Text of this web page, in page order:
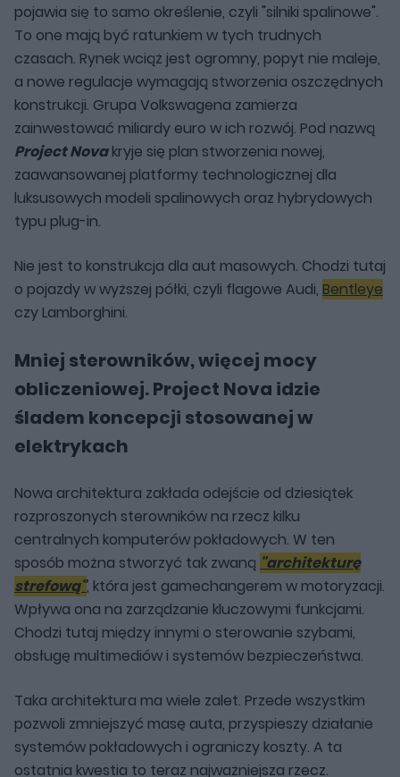
pojawia się to samo określenie, czyli "silniki spalinowe".
To one mają być ratunkiem w tych trudnych
czasach. Rynek wciąż jest ogromny, popyt nie maleje,
a nowe regulacje wymagają stworzenia oszczędnych
konstrukcji. Grupa Volkswagena zamierza
zainwestować miliardy euro w ich rozwój. Pod nazwą
Project Novakryje się plan stworzenia nowej,
zaawansowanej platformy technologicznej dla
luksusowych modeli spalinowych oraz hybrydowych
typu plug-in.
Nie jest to konstrukcja dla aut masowych. Chodzi tutaj
o pojazdy w wyższej półki, czyli flagowe Audi, Bentleye
czy Lamborghini.
Mniej sterowników, więcej mocy
obliczeniowej. Project Nova idzie
śladem koncepcji stosowanej w
elektrykach
Nowa architektura zakłada odejście od dziesiątek
rozproszonych sterowników na rzecz kilku
centralnych komputerów pokładowych. W ten
sposób można stworzyć tak zwaną "architekturę
strefową", która jest gamechangerem w motoryzacji.
Wpływa ona na zarządzanie kluczowymi funkcjami.
Chodzi tutaj między innymi o sterowanie szybami,
obsługę multimediów i systemów bezpieczeństwa.
Taka architektura ma wiele zalet. Przede wszystkim
pozwoli zmniejszyć masę auta, przyspieszy działanie
systemów pokładowych i ograniczy koszty. A ta
ostatnia kwestia to teraz najważniejsza rzecz.